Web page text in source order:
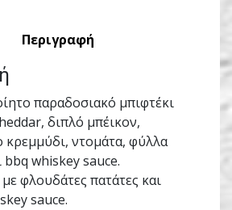
Περιγραφή
παραδoσιακό μπιφτέκι
διπλό μπέικον,
ντομάτα, φύλλα
bbq whiskey sauce.
φλουδάτες πατάτες και
sauce.